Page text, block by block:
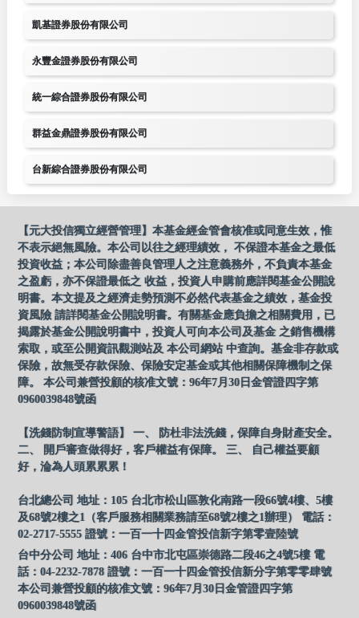
凱基證券股份有限公司
永豐金證券股份有限公司
統一綜合證券股份有限公司
群益金鼎證券股份有限公司
台新綜合證券股份有限公司
【元大投信獨立經營管理】本基金經金管會核准或同意生效，惟
不表示絕無風險。本公司以往之經理績效， 不保證本基金之最低
投資收益；本公司除盡善良管理人之注意義務外，不負責本基金
之盈虧，亦不保證最低之 收益，投資人申購前應詳閱基金公開說
明書。本文提及之經濟走勢預測不必然代表基金之績效，基金投
資風險 請詳閱基金公開說明書。有關基金應負擔之相關費用，已
揭露於基金公開說明書中，投資人可向本公司及基金 之銷售機構
索取，或至公開資訊觀測站及 本公司網站 中查詢。基金非存款或
保險，故無受存款保險、保險安定基金或其他相關保障機制之保
障。 本公司兼營投顧的核准文號：96年7月30日金管證四字第
0960039848號函
【洗錢防制宣導警語】 一、 防杜非法洗錢，保障自身財產安全。
二、 開戶審查做得好，客戶權益有保障。 三、 自己權益要顧
好，淪為人頭累累累！
台北總公司 地址：105 台北市松山區敦化南路一段66號4樓、5樓
及68號2樓之1（客戶服務相關業務請至68號2樓之1辦理） 電話：
02-2717-5555 證號：一百一十四金管投信新字第零壹陸號
台中分公司 地址：406 台中市北屯區崇德路二段46之4號5樓 電
話：04-2232-7878 證號：一百一十四金管投信新分字第零零肆號
本公司兼營投顧的核准文號：96年7月30日金管證四字第
0960039848號函